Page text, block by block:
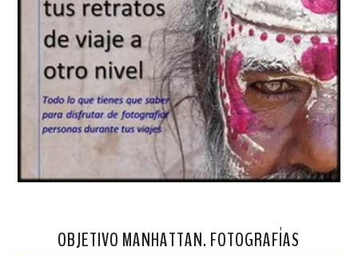
OBJETIVO MANHATTAN. FOTOGRAFÍAS